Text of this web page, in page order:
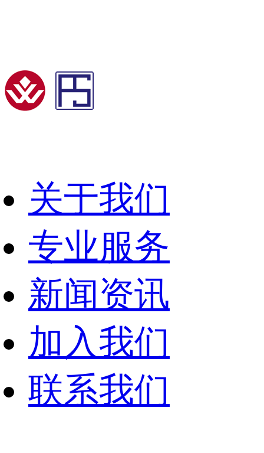
关于我们
专业服务
新闻资讯
加入我们
联系我们